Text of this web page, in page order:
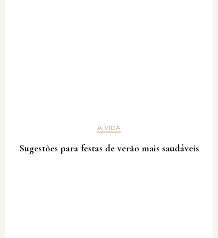
A VIDA
Sugestões para festas de verão mais saudáveis